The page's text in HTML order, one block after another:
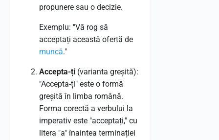
propunere sau o decizie.
Exemplu: "Vă rog să
acceptați această ofertă de
muncă."
Accepta-ți (varianta greșită):
"Accepta-ți" este o formă
greșită în limba română.
Forma corectă a verbului la
imperativ este "acceptați," cu
litera "a" înaintea terminației